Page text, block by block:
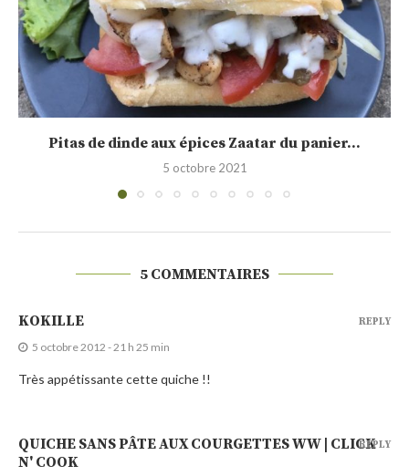
Bilan de mes 6 mois avec mon WW...
13 novembre 2020
5 COMMENTAIRES
KOKILLE
5 octobre 2012 - 21 h 25 min
Très appétissante cette quiche !!
REPLY
QUICHE SANS PÂTE AUX COURGETTES WW | CLICK
N' COOK
REPLY